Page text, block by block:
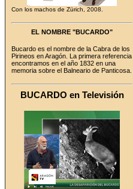
Con los machos de Zürich, 2008.
EL NOMBRE "BUCARDO"
Bucardo es el nombre de la Cabra de los
Pirineos en Aragón. La primera referencia
encontramos en el año 1832 en una
memoria sobre el Balneario de Panticosa.
BUCARDO en Televisión